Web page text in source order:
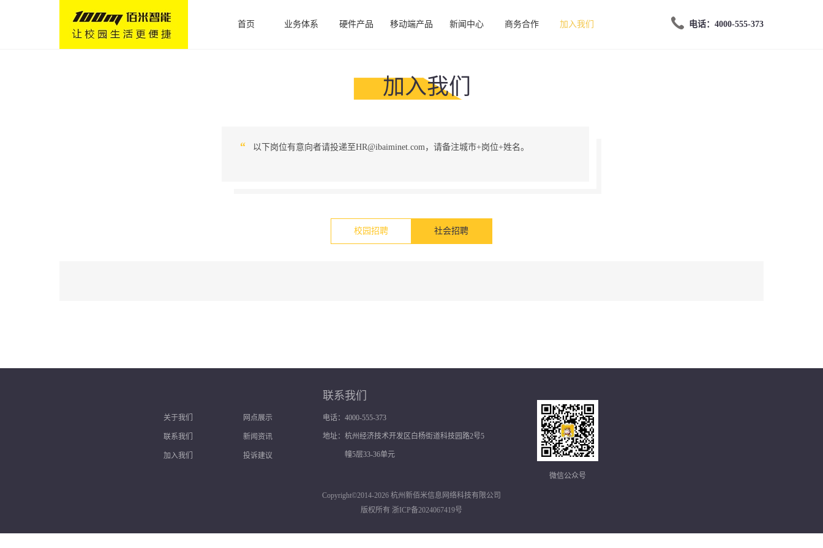
首页 业务体系 硬件产品 移动端产品 新闻中心 商务合作 加入我们 电话：4000-555-373
加入我们
“ 以下岗位有意向者请投递至HR@ibaiminet.com，请备注城市+岗位+姓名。
校园招聘 社会招聘
关于我们
联系我们
加入我们
网点展示
新闻资讯
投诉建议
联系我们
电话：4000-555-373
地址： 杭州经济技术开发区白杨街道科技园路2号5
幢5层33-36单元
微信公众号
Copyright©2014-2026 杭州新佰米信息网络科技有限公司
版权所有 浙ICP备2024067419号